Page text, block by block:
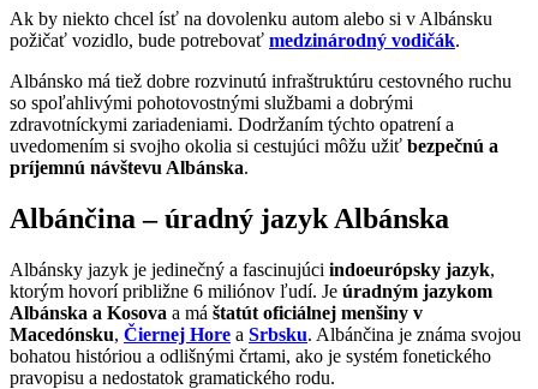
Ak by niekto chcel ísť na dovolenku autom alebo si v Albánsku
požičať vozidlo, bude potrebovať medzinárodný vodičák.
Albánsko má tiež dobre rozvinutú infraštruktúru cestovného ruchu
so spoľahlivými pohotovostnými službami a dobrými
zdravotníckymi zariadeniami. Dodržaním týchto opatrení a
uvedomením si svojho okolia si cestujúci môžu užiť bezpečnú a
príjemnú návštevu Albánska.
Albánčina – úradný jazyk Albánska
Albánsky jazyk je jedinečný a fascinujúci indoeurópsky jazyk,
ktorým hovorí približne 6 miliónov ľudí. Je úradným jazykom
Albánska a Kosova a má štatút oficiálnej menšiny v
Macedónsku, Čiernej Hore a Srbsku. Albánčina je známa svojou
bohatou históriou a odlišnými črtami, ako je systém fonetického
pravopisu a nedostatok gramatického rodu.